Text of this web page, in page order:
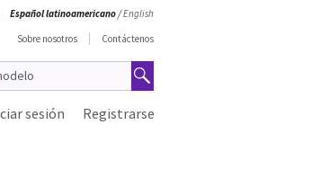
Español latinoamericano/English
Sobre nosotros
Contáctenos
Registrarse
sesión